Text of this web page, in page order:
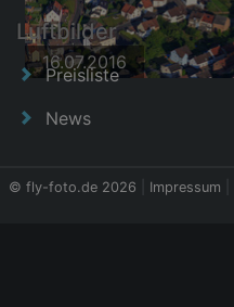
16.07.2016
Luftbilder
Preisliste
News
© fly-foto.de 2026 Impressum